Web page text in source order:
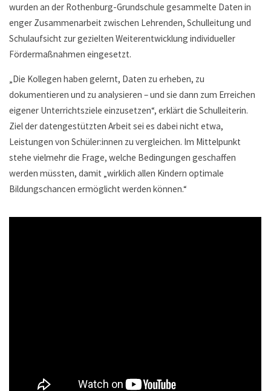
wurden an der Rothenburg-Grundschule gesammelte Daten in
enger Zusammenarbeit zwischen Lehrenden, Schulleitung und
Schulaufsicht zur gezielten Weiterentwicklung individueller
Fördermaßnahmen eingesetzt.
„Die Kollegen haben gelernt, Daten zu erheben, zu
dokumentieren und zu analysieren – und sie dann zum Erreichen
eigener Unterrichtsziele einzusetzen“, erklärt die Schulleiterin.
Ziel der datengestützten Arbeit sei es dabei nicht etwa,
Leistungen von Schüler:innen zu vergleichen. Im Mittelpunkt
stehe vielmehr die Frage, welche Bedingungen geschaffen
werden müssten, damit „wirklich allen Kindern optimale
Bildungschancen ermöglicht werden können.“